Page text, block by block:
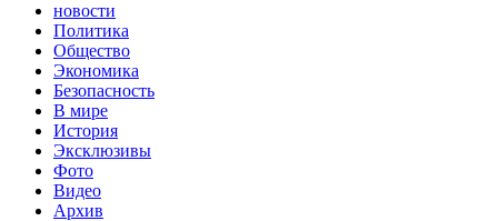
новости
Политика
Общество
Экономика
Безопасность
В мире
История
Эксклюзивы
Фото
Видео
Архив